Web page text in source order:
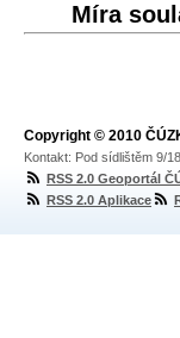
Míra
Copyright © 2010
Kontakt: Pod sídlištěm 9/
RSS 2.0 Geoportál
RSS 2.0 Aplikace